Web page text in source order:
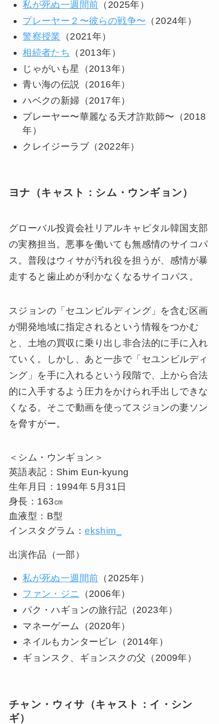
私が死ぬ一週間前 （2025年）
プレーヤー２〜彼らの戦争〜 （2024年）
警察授業 （2021年）
相続者たち
（2013年）
じゃがいも星（2013年）
青い海の伝説（2016年）
ハベクの新婦（2017年）
プレーヤー〜華麗なる天才詐欺師〜（2018
年）
クレイジーラブ（2022年）
ヨナ（キャスト：シム・ウンギョン）
グローバル投資会社リアルキャピタル韓国支部
の実務担当。悪事を働いても無感情のサイコパ
ス。普段はウィサが汚れ役を担うが、感情が暴
走すると歯止めが利かなくなるサイコパス。
スジョンの「セユンビルディング」を含む区画
が開発地域に指定されるという情報をつかむ
と、土地の買収に乗り出し非合法的に手に入れ
ていく。しかし、あと一歩で「セユンビルディ
ング」を手に入れるという段階で、上から合法
的に入手するよう圧力をかけられ手出しできな
くなる。そこで動画を使ってスジョンの妻ソン
を脅すがー。
＜シム・ウンギョン＞
英語表記：Shim Eun-kyung
生年月日：1994年 5月31日
身長：163㎝
血液型：B型
インスタグラム：ekshim_
出演作品（一部）
私が死ぬ一週間前 （2025年）
ファン・ジニ
（2006年）
パク・ハギョンの旅行記（2023年）
マネーゲーム（2020年）
ネイルもカンタービレ（2014年）
ギョンスク、ギョンスクの父（2009年）
チャン・ウィサ（キャスト：イ・シン
ギ）